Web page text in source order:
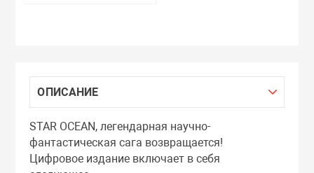
ОПИСАНИЕ
STAR OCEAN, легендарная научно-
фантастическая сага возвращается!
Цифровое издание включает в себя